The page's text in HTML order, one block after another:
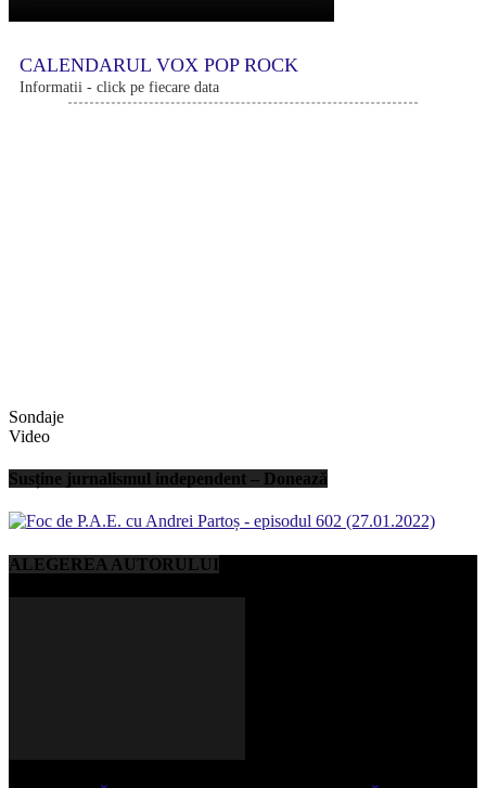
CALENDARUL VOX POP ROCK
Informatii - click pe fiecare data
Sondaje
Video
Susține jurnalismul independent – Donează
ALEGEREA AUTORULUI